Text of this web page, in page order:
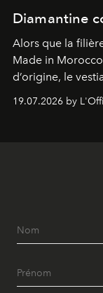
Diamantine
Alors que la
Made in
d’origine, le
révise les
19.07.2026 by